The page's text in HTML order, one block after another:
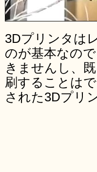
3Dプリンタは
のが基本なの
きませんし、
刷することは
された3Dプリ